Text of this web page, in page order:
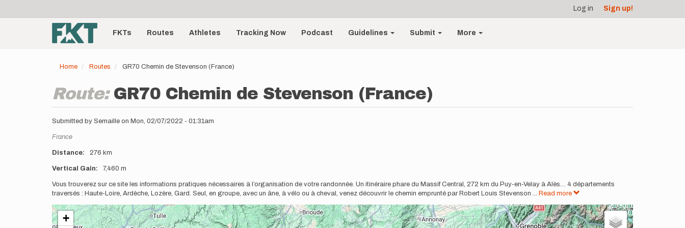
account
menu
Log in Sign up!
Main
navigationFKTs Routes Athletes Tracking Now Podcast Guidelines Submit More
Home Routes GR70 Chemin de Stevenson (France)
Route: GR70 Chemin de Stevenson (France)
Submitted by Semaille on Mon, 02/07/2022 - 01:31am
Location
France
Distance 276 km
Vertical Gain 7,460 m
Description
Vous trouverez sur ce site les informations pratiques nécessaires à l’organisation de votre randonnée. Un itinéraire phare du Massif Central, 272 km du Puy-en-Velay à Alès… 4 départements
traversés : Haute-Loire, Ardèche, Lozère, Gard. Seul, en groupe, avec un âne, à vélo ou à cheval, venez découvrir le chemin emprunté par Robert Louis Stevenson ... Read more
+